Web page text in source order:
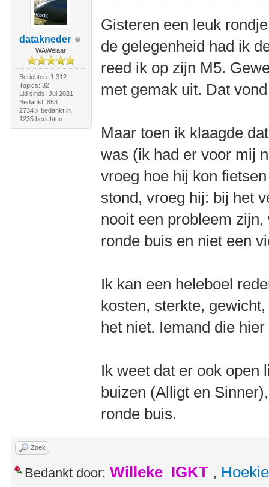
datakneder
WAWelaar
Berichten: 1.312
Topics: 32
Lid sinds: Jul 2021
Bedankt: 853
2734 x bedankt in
1235 berichten
Gisteren een leuk
de gelegenheid had ik
reed ik op zijn M5.
met gemak uit. Dat
Maar toen ik klaagde
was (ik had er voor mij
vroeg hoe hij kon
stond, vroeg hij: bij het
nooit een probleem
ronde buis en niet een
Ik kan een heleboel
kosten, sterkte,
het niet. Iemand die
Ik weet dat er ook open
buizen (Alligt en
ronde buis.
Zoek
Bedankt door: Willeke_IGKT , Hoekie